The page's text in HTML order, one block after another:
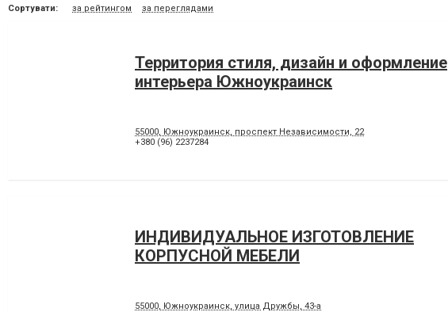
Сортувати: за рейтингом за переглядами
Территория стиля, дизайн и оформление
интерьера Южноукраинск
55000, Южноукраинск, проспект Независимости, 22
+380 (96) 2237284
ИНДИВИДУАЛЬНОЕ ИЗГОТОВЛЕНИЕ
КОРПУСНОЙ МЕБЕЛИ
55000, Южноукраинск, улица Дружбы, 43-а